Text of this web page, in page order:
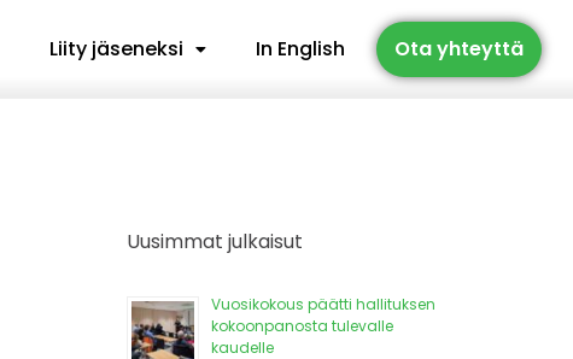
Liity jäseneksi In English Ota yhteyttä
Uusimmat julkaisut
Vuosikokous päätti hallituksen
kokoonpanosta tulevalle
kaudelle